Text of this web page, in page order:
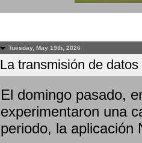
Tuesday, May 19th, 2026
La transmisión de
El domingo pasado,
experimentaron una
periodo, la aplicación